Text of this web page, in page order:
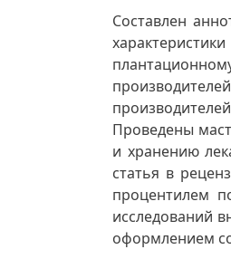
Составлен
Проведены
и хранению
статья в
процентилем
исследований
оформлением